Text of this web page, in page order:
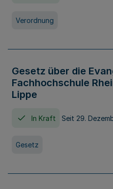
Verordnung
Gesetz über die
Fachhochschule
Lippe
In Kraft Seit 29.
Gesetz